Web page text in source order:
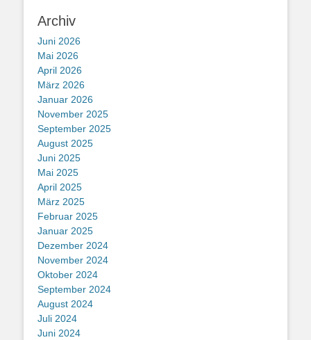
Archiv
Juni 2026
Mai 2026
April 2026
März 2026
Januar 2026
November 2025
September 2025
August 2025
Juni 2025
Mai 2025
April 2025
März 2025
Februar 2025
Januar 2025
Dezember 2024
November 2024
Oktober 2024
September 2024
August 2024
Juli 2024
Juni 2024